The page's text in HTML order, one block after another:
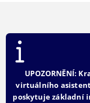
UPOZORNĚNÍ:
virtuálního
poskytuje základní